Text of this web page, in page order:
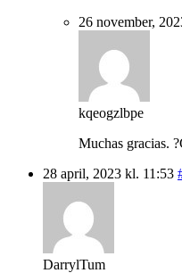
26 november,
kqeogzlbpe
Muchas gracias.
28 april, 2023 kl. 11:53
DarrylTum